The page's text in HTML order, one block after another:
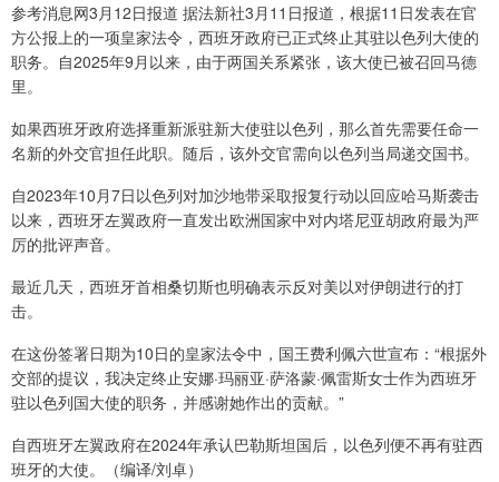
参考消息网3月12日报道 据法新社3月11日报道，根据11日发表在官
方公报上的一项皇家法令，西班牙政府已正式终止其驻以色列大使的
职务。自2025年9月以来，由于两国关系紧张，该大使已被召回马德
里。
如果西班牙政府选择重新派驻新大使驻以色列，那么首先需要任命一
名新的外交官担任此职。随后，该外交官需向以色列当局递交国书。
自2023年10月7日以色列对加沙地带采取报复行动以回应哈马斯袭击
以来，西班牙左翼政府一直发出欧洲国家中对内塔尼亚胡政府最为严
厉的批评声音。
最近几天，西班牙首相桑切斯也明确表示反对美以对伊朗进行的打
击。
在这份签署日期为10日的皇家法令中，国王费利佩六世宣布：“根据外
交部的提议，我决定终止安娜·玛丽亚·萨洛蒙·佩雷斯女士作为西班牙
驻以色列国大使的职务，并感谢她作出的贡献。”
自西班牙左翼政府在2024年承认巴勒斯坦国后，以色列便不再有驻西
班牙的大使。（编译/刘卓）